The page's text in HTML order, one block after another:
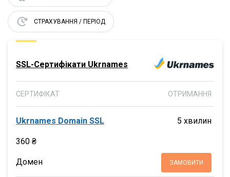
СТРАХУВАННЯ / ПЕРІОД
SSL-Сертифікати Ukrnames
СЕРТИФІКАТ ОТРИМАННЯ
Ukrnames Domain SSL
360 ₴
5 хвилин
Домен ЗАМОВИТИ